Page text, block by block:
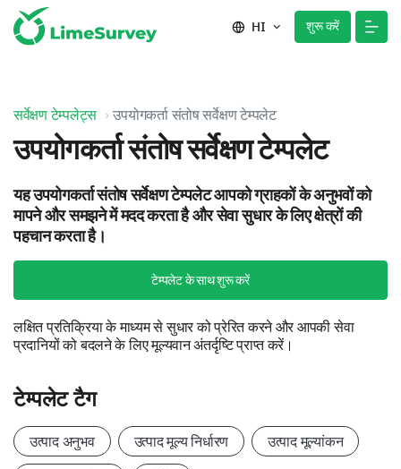
HI शुरू करें
सर्वेक्षण टेम्पलेट्स उपयोगकर्ता संतोष सर्वेक्षण टेम्पलेट
उपयोगकर्ता संतोष सर्वेक्षण टेम्पलेट
यह उपयोगकर्ता संतोष सर्वेक्षण टेम्पलेट आपको ग्राहकों के अनुभवों को
मापने और समझने में मदद करता है और सेवा सुधार के लिए क्षेत्रों की
पहचान करता है।
टेम्पलेट के साथ शुरू करें
लक्षित प्रतिक्रिया के माध्यम से सुधार को प्रेरित करने और आपकी सेवा
प्रदानियों को बदलने के लिए मूल्यवान अंतर्दृष्टि प्राप्त करें।
टेम्पलेट टैग
उत्पाद अनुभव उत्पाद मूल्य निर्धारण उत्पाद मूल्यांकन